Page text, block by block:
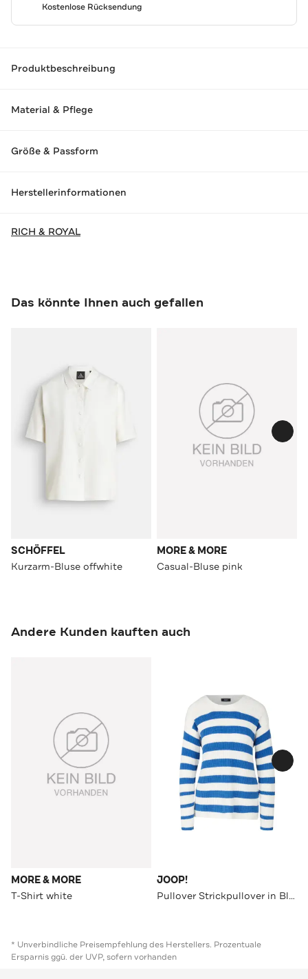
Kostenlose Rücksendung
Produktbeschreibung
Material & Pflege
Größe & Passform
Herstellerinformationen
RICH & ROYAL
Das könnte Ihnen auch gefallen
SCHÖFFEL
Kurzarm-Bluse offwhite
MORE & MORE
Casual-Bluse pink
Andere Kunden kauften auch
MORE & MORE
T-Shirt white
JOOP!
Pullover Strickpullover in Blau/Offwhite gestreift blau/offwhite gestreift
* Unverbindliche Preisempfehlung des Herstellers. Prozentuale
Ersparnis ggü. der UVP, sofern vorhanden